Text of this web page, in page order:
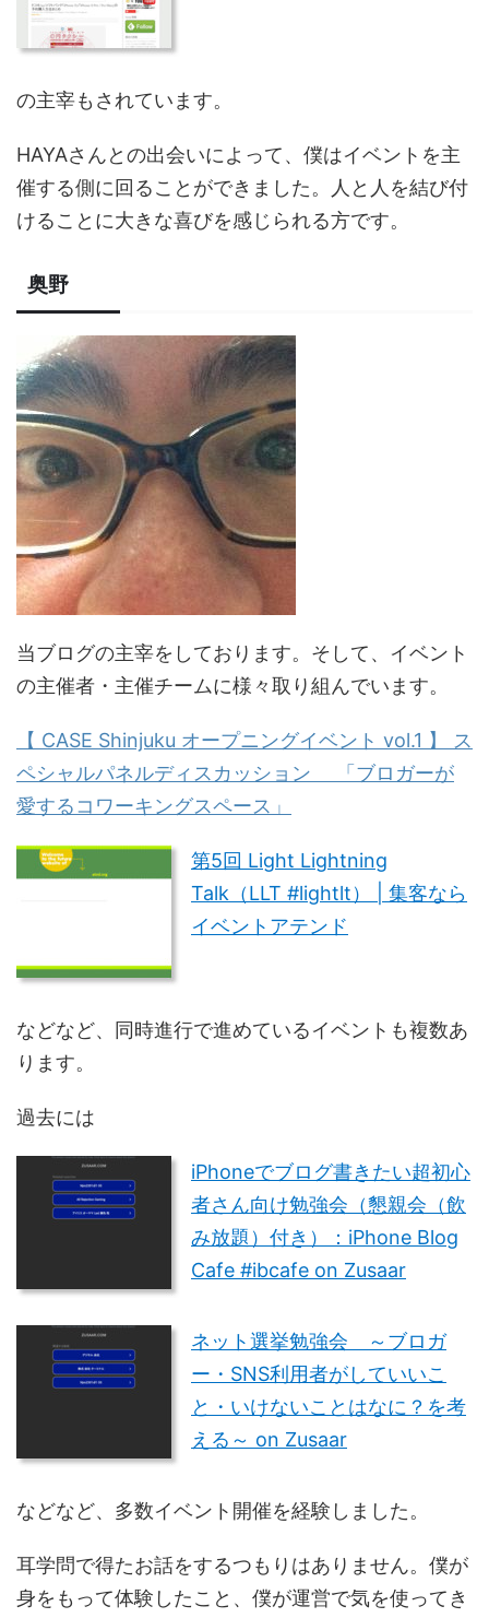
の主宰もされています。
HAYAさんとの出会いによって、僕はイベントを主
催する側に回ることができました。人と人を結び付
けることに大きな喜びを感じられる方です。
奥野
当ブログの主宰をしております。そして、イベント
の主催者・主催チームに様々取り組んでいます。
【 CASE Shinjuku オープニングイベント vol.1 】 ス
ペシャルパネルディスカッション 「ブロガーが
愛するコワーキングスペース」
第5回 Light Lightning
Talk（LLT #lightlt） | 集客なら
イベントアテンド
などなど、同時進行で進めているイベントも複数あ
ります。
過去には
iPhoneでブログ書きたい超初心
者さん向け勉強会（懇親会（飲
み放題）付き）：iPhone Blog
Cafe #ibcafe on Zusaar
ネット選挙勉強会 ～ブロガ
ー・SNS利用者がしていいこ
と・いけないことはなに？を考
える～ on Zusaar
などなど、多数イベント開催を経験しました。
耳学問で得たお話をするつもりはありません。僕が
身をもって体験したこと、僕が運営で気を使ってき